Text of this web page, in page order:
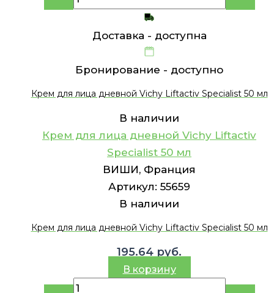
Доставка - доступна
Бронирование - доступно
Крем для лица дневной Vichy Liftactiv Specialist 50 мл
В наличии
Крем для лица дневной Vichy Liftactiv
Specialist 50 мл
ВИШИ, Франция
Артикул: 55659
В наличии
Крем для лица дневной Vichy Liftactiv Specialist 50 мл
195.64 руб.
В корзину